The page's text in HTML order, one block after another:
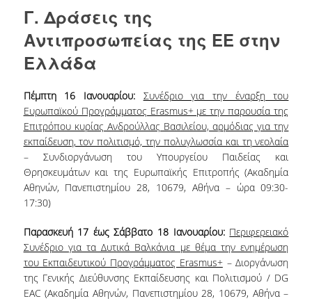
Γ. Δράσεις της
Αντιπροσωπείας της ΕΕ στην
Ελλάδα
Πέμπτη 16 Ιανουαρίου:
Συνέδριο για την έναρξη του
Ευρωπαϊκού Προγράμματος Erasmus+ με την παρουσία της
Επιτρόπου κυρίας Ανδρούλλας Βασιλείου, αρμόδιας για την
εκπαίδευση, τον πολιτισμό, την πολυγλωσσία και τη νεολαία
– Συνδιοργάνωση του Υπουργείου Παιδείας και
Θρησκευμάτων και της Ευρωπαϊκής Επιτροπής (Ακαδημία
Αθηνών, Πανεπιστημίου 28, 10679, Αθήνα – ώρα 09:30-
17:30)
Παρασκευή 17 έως Σάββατο 18 Ιανουαρίου: Περιφερειακό
Συνέδριο για τα Δυτικά Βαλκάνια με θέμα την ενημέρωση
του Εκπαιδευτικού Προγράμματος Erasmus+– Διοργάνωση
της Γενικής Διεύθυνσης Εκπαίδευσης και Πολιτισμού / DG
EAC (Ακαδημία Αθηνών, Πανεπιστημίου 28, 10679, Αθήνα –